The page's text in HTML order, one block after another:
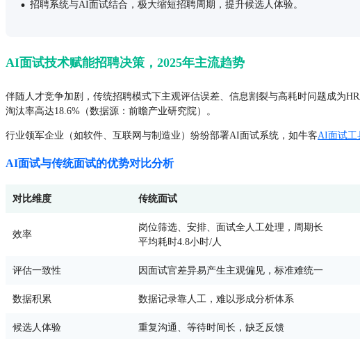
招聘系统与AI面试结合，极大缩短招聘周期，提升候选人体验。
AI面试技术赋能招聘决策，2025年主流趋势
伴随人才竞争加剧，传统招聘模式下主观评估误差、信息割裂与高耗时问题成为
淘汰率高达18.6%（数据源：前瞻产业研究院）。
行业领军企业（如软件、互联网与制造业）纷纷部署AI面试系统，如牛客AI面试工
AI面试与传统面试的优势对比分析
对比维度 传统面试
效率
岗位筛选、安排、面试全人工处理，周期长
平均耗时4.8小时/人
评估一致性 因面试官差异易产生主观偏见，标准难统一
数据积累 数据记录靠人工，难以形成分析体系
候选人体验 重复沟通、等待时间长，缺乏反馈